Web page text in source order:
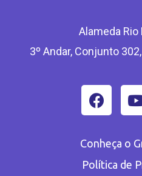
Alameda Rio
3º Andar, Conjunto
Conheça o
Política de